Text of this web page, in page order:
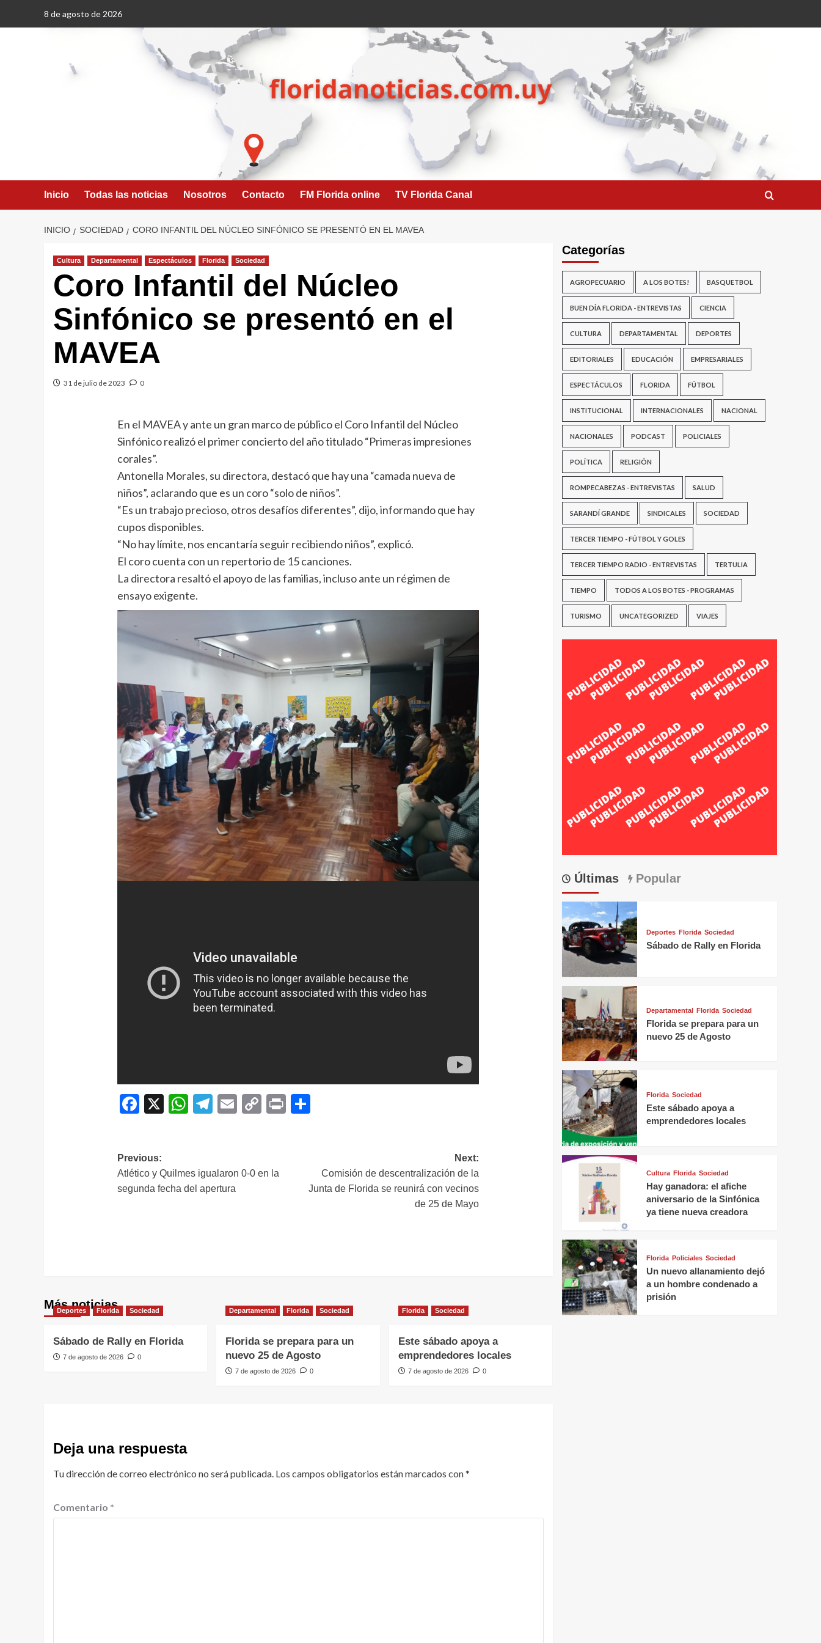
8 de agosto de 2026
Inicio Todas las noticias Nosotros Contacto FM Florida online TV Florida Canal
INICIO SOCIEDAD CORO INFANTIL DEL NÚCLEO SINFÓNICO SE PRESENTÓ EN EL MAVEA
Cultura Departamental Espectáculos Florida Sociedad
Coro Infantil del Núcleo
Sinfónico se presentó en el
MAVEA
31 de julio de 2023 0
En el MAVEA y ante un gran marco de público el Coro Infantil del Núcleo
Sinfónico realizó el primer concierto del año titulado “Primeras impresiones
corales”.
Antonella Morales, su directora, destacó que hay una “camada nueva de
niños”, aclarando que es un coro “solo de niños”.
“Es un trabajo precioso, otros desafíos diferentes”, dijo, informando que hay
cupos disponibles.
“No hay límite, nos encantaría seguir recibiendo niños”, explicó.
El coro cuenta con un repertorio de 15 canciones.
La directora resaltó el apoyo de las familias, incluso ante un régimen de
ensayo exigente.
Facebook
X WhatsApp
Telegram
EmailCopyPrint
Navegación
de
entradas
Previous:
Atlético y Quilmes igualaron 0-0 en la
segunda fecha del apertura
Next:
Comisión de descentralización de la
Junta de Florida se reunirá con vecinos
de 25 de Mayo
Más noticias
Deportes Florida Sociedad
Sábado de Rally en Florida
7 de agosto de 2026 0
Departamental Florida Sociedad
Florida se prepara para un
nuevo 25 de Agosto
7 de agosto de 2026 0
Florida Sociedad
Este sábado apoya a
emprendedores locales
7 de agosto de 2026 0
Deja una respuesta
Tu dirección de correo electrónico no será publicada. Los campos obligatorios están marcados con*
Comentario *
Categorías
AGROPECUARIO A LOS BOTES! BASQUETBOL
BUEN DÍA FLORIDA - ENTREVISTAS CIENCIA
CULTURA DEPARTAMENTAL DEPORTES
EDITORIALES EDUCACIÓN EMPRESARIALES
ESPECTÁCULOS FLORIDA FÚTBOL
INSTITUCIONAL INTERNACIONALES NACIONAL
NACIONALES PODCAST POLICIALES
POLÍTICA RELIGIÓN
ROMPECABEZAS - ENTREVISTAS SALUD
SARANDÍ GRANDE SINDICALES SOCIEDAD
TERCER TIEMPO - FÚTBOL Y GOLES
TERCER TIEMPO RADIO - ENTREVISTAS TERTULIA
TIEMPO TODOS A LOS BOTES - PROGRAMAS
TURISMO UNCATEGORIZED VIAJES
Últimas Popular
Deportes Florida Sociedad
Sábado de Rally en Florida
Departamental Florida Sociedad
Florida se prepara para un
nuevo 25 de Agosto
Florida Sociedad
Este sábado apoya a
emprendedores locales
Cultura Florida Sociedad
Hay ganadora: el afiche
aniversario de la Sinfónica
ya tiene nueva creadora
Florida Policiales Sociedad
Un nuevo allanamiento dejó
a un hombre condenado a
prisión